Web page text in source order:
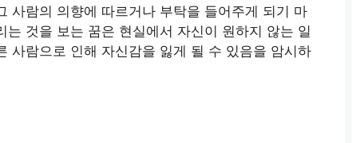
사람의 의향에 따르거나 부탁을 들어주게 되기 마
것을 보는 꿈은 현실에서 자신이 원하지 않는 일
사람으로 인해 자신감을 잃게 될 수 있음을 암시하